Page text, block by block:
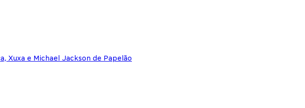
Xuxa e Michael Jackson de Papelão